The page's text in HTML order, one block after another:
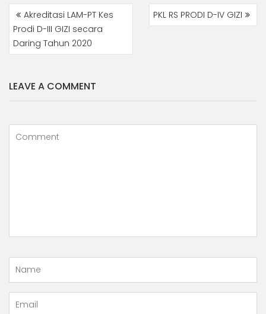
NAVIGASI
POSAkreditasi LAM-PT Kes
Prodi D-III GIZI secara
Daring Tahun 2020
PKL RS PRODI D-IV GIZI
LEAVE A COMMENT